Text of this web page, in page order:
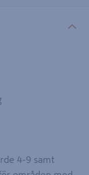
4-9 samt